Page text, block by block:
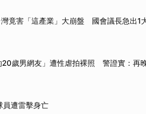
竟害「這產業」大崩盤 國會議長急出1
20歲男網友」遭性虐拍裸照 警證實：再
遭雷擊身亡